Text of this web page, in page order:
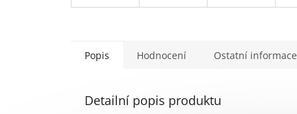
Popis Hodnocení Ostatní informace
Detailní popis produktu